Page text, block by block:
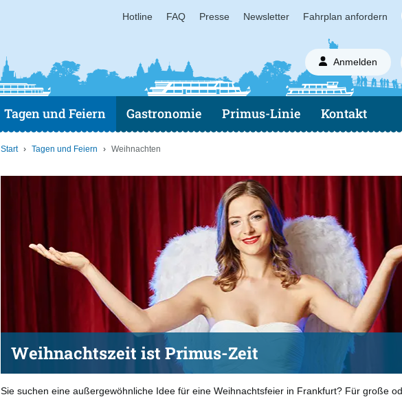
Hotline FAQ Presse Newsletter Fahrplan anfordern
Anmelden
Tagen und Feiern Gastronomie Primus-Linie Kontakt
Start Tagen und Feiern Weihnachten
Weihnachtszeit ist Primus-Zeit
Sie suchen eine außergewöhnliche Idee für eine Weihnachtsfeier in Frankfurt? Für große